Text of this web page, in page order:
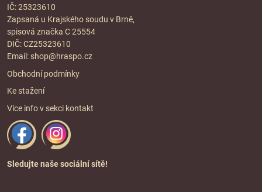
IČ: 25323610
Zapsaná u Krajského soudu v Brně,
spisová značka C 25554
DIČ: CZ25323610
Email: shop@hraspo.cz
Obchodní podmínky
Ke stažení
Více info v sekci kontakt
Sledujte naše sociální sítě!